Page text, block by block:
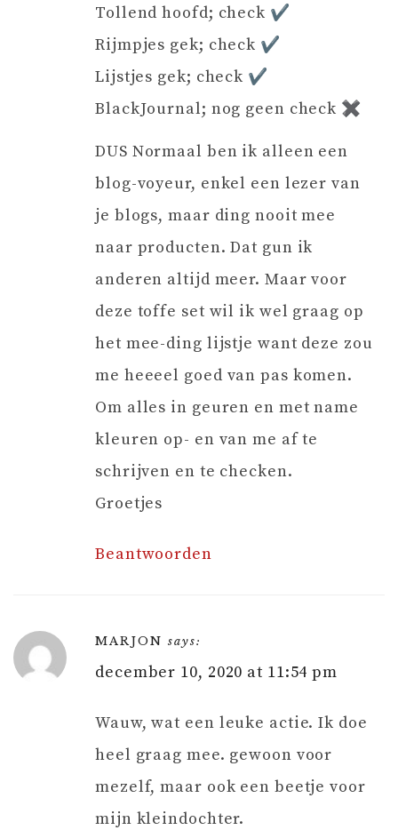
Tollend hoofd; check ✔️
Rijmpjes gek; check ✔️
Lijstjes gek; check ✔️
BlackJournal; nog geen check ✖️
DUS Normaal ben ik alleen een
blog-voyeur, enkel een lezer van
je blogs, maar ding nooit mee
naar producten. Dat gun ik
anderen altijd meer. Maar voor
deze toffe set wil ik wel graag op
het mee-ding lijstje want deze zou
me heeeel goed van pas komen.
Om alles in geuren en met name
kleuren op- en van me af te
schrijven en te checken.
Groetjes
Beantwoorden
MARJON says:
december 10, 2020 at 11:54 pm
Wauw, wat een leuke actie. Ik doe
heel graag mee. gewoon voor
mezelf, maar ook een beetje voor
mijn kleindochter.